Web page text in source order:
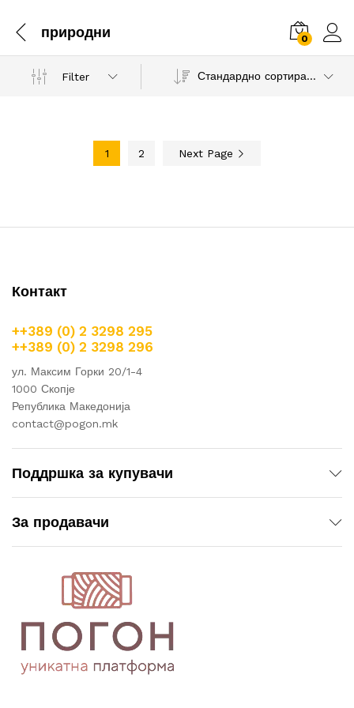
природни 0
Filter Стандардно сортирање
1 2 Next Page
Контакт
++389 (0) 2 3298 295
++389 (0) 2 3298 296
ул. Максим Горки 20/1-4
1000 Скопје
Република Македонија
contact@pogon.mk
Поддршка за купувачи
За продавачи